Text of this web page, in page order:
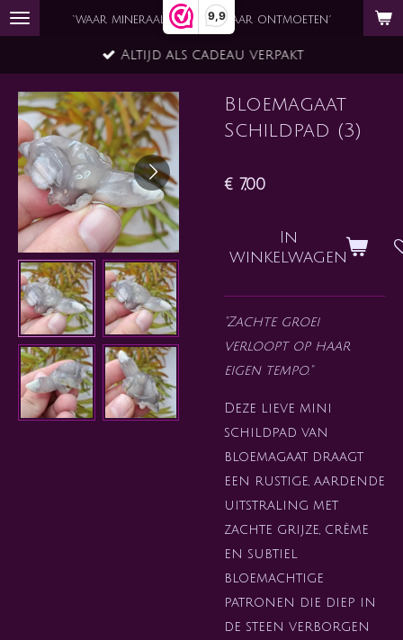
9,9
Ga
de
hoofdinhoud
`waar mineraal en ziel elkaar ontmoeten´
Altijd als cadeau verpakt
Bloemagaat
Schildpad (3)
€ 7,00
In
winkelwagen
"Zachte groei
verloopt op haar
eigen tempo."
Deze lieve mini
schildpad van
bloemagaat draagt
een rustige, aardende
uitstraling met
zachte grijze, crème
en subtiel
bloemachtige
patronen die diep in
de steen verborgen